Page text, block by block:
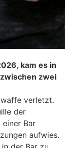
kam es in
zwei
verletzt.
der
Bar
aufwies.